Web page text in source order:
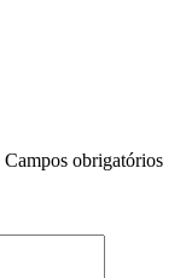
Campos obrigatórios